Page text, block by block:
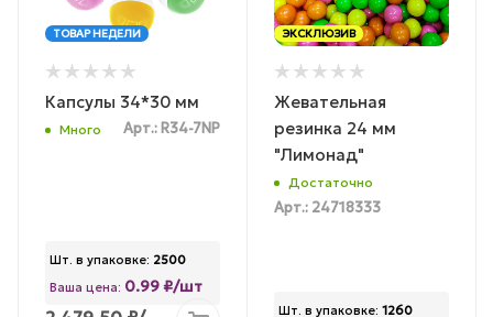
ТОВАР НЕДЕЛИ
Капсулы 34*30 мм
Много Арт.: R34-7NP
Шт. в упаковке: 2500
Ваша цена: 0.99 ₽/шт
ЭКСКЛЮЗИВ
Жевательная
резинка 24 мм
"Лимонад"
Достаточно
Арт.: 24718333
Шт. в упаковке: 1260